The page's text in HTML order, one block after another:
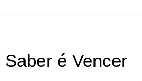
Saber é Vencer